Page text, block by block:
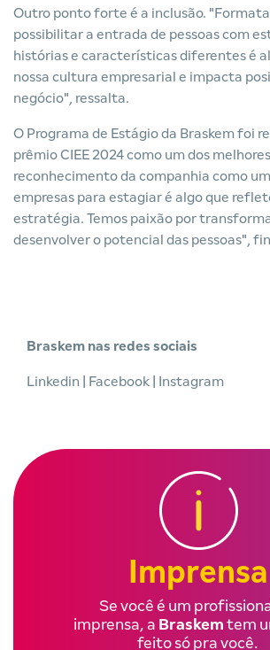
Outro ponto forte é a inclusão.
possibilitar a entrada de pessoas com
histórias e características diferentes é
nossa cultura empresarial e impacta
negócio", ressalta.
O Programa de Estágio da Braskem foi
prêmio CIEE 2024 como um dos
reconhecimento da companhia como
empresas para estagiar é algo que
estratégia. Temos paixão por
desenvolver o potencial das pessoas",
Braskem nas redes sociais
Linkedin Facebook Instagram
Imprensa
Se você é um
imprensa, a Braskem tem
feito só pra você.